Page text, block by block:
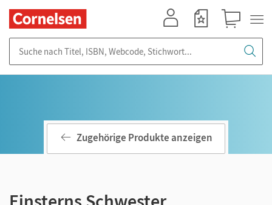
Zugehörige Produkte anzeigen